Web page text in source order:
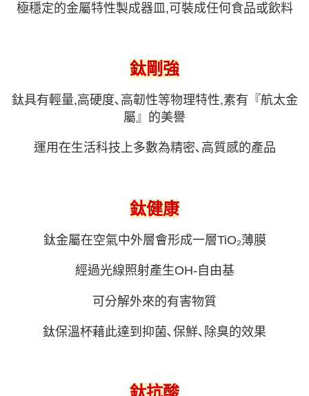
極穩定的金屬特性製成器皿,可裝成任何食品或飲料
鈦剛強
鈦具有輕量,高硬度､高韌性等物理特性,素有『航太金
屬』的美譽
運用在生活科技上多數為精密､高質感的產品
鈦健康
鈦金屬在空氣中外層會形成一層TiO₂薄膜
經過光線照射產生OH-自由基
可分解外來的有害物質
鈦保溫杯藉此達到抑菌､保鮮､除臭的效果